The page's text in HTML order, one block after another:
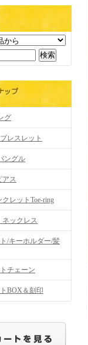
グ
レスレット
ングル
ス
クレットToe-ring
ックレス
/キーホルダー/髪
チェーン
BOX＆刻印